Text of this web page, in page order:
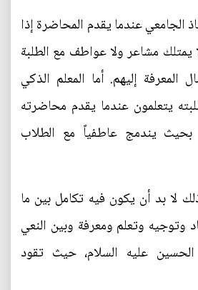
الجامعي عندما يقدم المحاضرة إذا
مشاعر ولا عواطف مع الطلبة
إليهم. أما المعلم الذكي
يتعلمون عندما يقدم محاضرته
بحيث يندمج عاطفياً مع الطلاب
لا بد أن يكون فيه تكامل بين ما
وتوجيه وتعلم ومعرفة وبين النعي
الحسين عليه السلام، حيث تقود